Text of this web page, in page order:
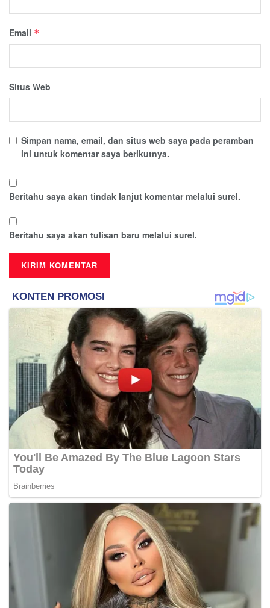
Email *
Situs Web
Simpan nama, email, dan situs web saya pada peramban
ini untuk komentar saya berikutnya.
Beritahu saya akan tindak lanjut komentar melalui surel.
Beritahu saya akan tulisan baru melalui surel.